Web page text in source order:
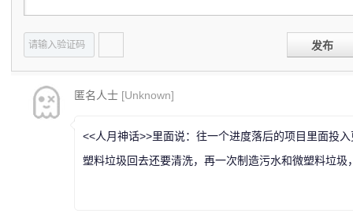
发布
匿名人士 [Unknown]
<<人月神话>>里面说：往一个进度落后的项目里面投
塑料垃圾回去还要清洗，再一次制造污水和微塑料垃